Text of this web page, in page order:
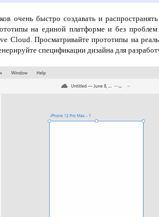
очень быстро создавать и
на единой платформе и без
Cloud. Просматривайте прототипы на
спецификации дизайна для